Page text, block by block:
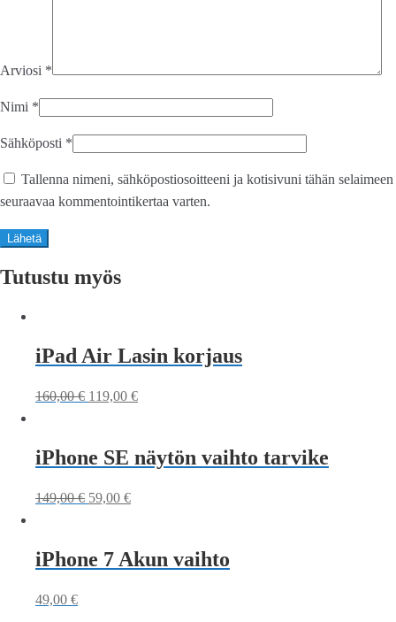
Arviosi *
Nimi *
Sähköposti *
Tallenna nimeni, sähköpostiosoitteeni ja kotisivuni tähän selaimeen
seuraavaa kommentointikertaa varten.
Tutustu myös
iPad Air Lasin korjaus
160,00€ 119,00 €
iPhone SE näytön vaihto tarvike
149,00€ 59,00 €
iPhone 7 Akun vaihto
49,00 €